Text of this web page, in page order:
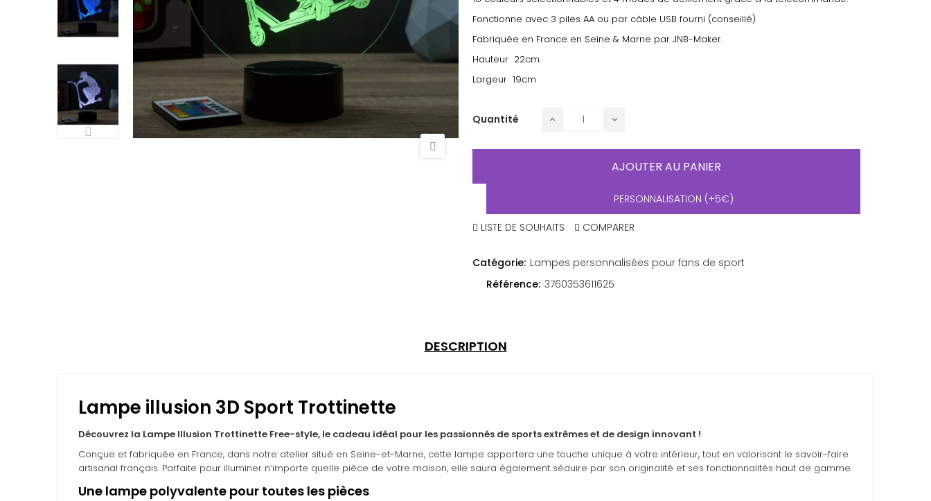
Fonctionne avec 3 piles AA ou par câble USB fourni (conseillé).
Fabriquée en France en Seine & Marne par JNB-Maker.
Hauteur 22cm
Largeur 19cm
Quantité
AJOUTER AU PANIER
PERSONNALISATION (+5€)
LISTE DE SOUHAITS COMPARER
Catégorie: Lampes personnalisées pour fans de sport
Référence: 3760353611625
DESCRIPTION
Lampe illusion 3D Sport Trottinette
Découvrez la Lampe Illusion Trottinette Free-style, le cadeau idéal pour les passionnés de sports extrêmes et de design innovant !
Conçue et fabriquée en France, dans notre atelier situé en Seine-et-Marne, cette lampe apportera une touche unique à votre intérieur, tout en valorisant le savoir-faire
artisanal français. Parfaite pour illuminer n’importe quelle pièce de votre maison, elle saura également séduire par son originalité et ses fonctionnalités haut de gamme.
Une lampe polyvalente pour toutes les pièces